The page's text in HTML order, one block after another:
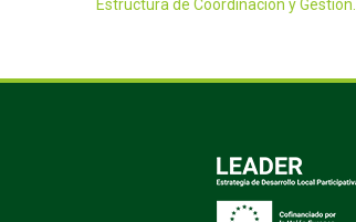
Estructura de Coordinación y Gestión.